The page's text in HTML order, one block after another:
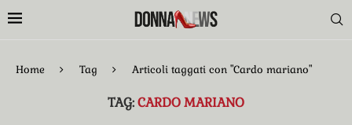
Home Tag Articoli taggati con "Cardo mariano"
TAG:CARDO MARIANO